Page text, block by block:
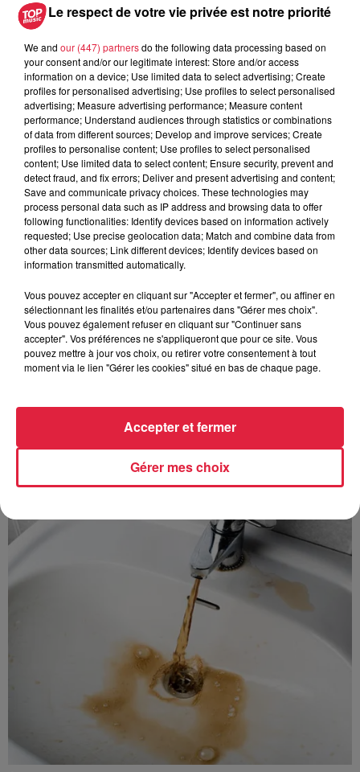
A lire aussi
6 août 2026
À Hoerdt, de l’eau brune sort des
robinets
6 août 2026
Tags antisémites à Strasbourg :
Catherine Trautmann réagit
6 août 2026
Au zoo de Mulhouse : rencontre
avec les flamants rouges
À découvrir également
Le respect de votre vie privée est notre priorité
We and our (447) partnersdo the following data processing based on
your consent and/or our legitimate interest: Store and/or access
information on a device; Use limited data to select advertising; Create
profiles for personalised advertising; Use profiles to select personalised
advertising; Measure advertising performance; Measure content
performance; Understand audiences through statistics or combinations
of data from different sources; Develop and improve services; Create
profiles to personalise content; Use profiles to select personalised
content; Use limited data to select content; Ensure security, prevent and
detect fraud, and fix errors; Deliver and present advertising and content;
Save and communicate privacy choices. These technologies may
process personal data such as IP address and browsing data to offer
following functionalities: Identify devices based on information actively
requested; Use precise geolocation data; Match and combine data from
other data sources; Link different devices; Identify devices based on
information transmitted automatically.
Vous pouvez accepter en cliquant sur "Accepter et fermer", ou affiner en
sélectionnant les finalités et/ou partenaires dans "Gérer mes choix".
Vous pouvez également refuser en cliquant sur "Continuer sans
accepter". Vos préférences ne s'appliqueront que pour ce site. Vous
pouvez mettre à jour vos choix, ou retirer votre consentement à tout
moment via le lien "Gérer les cookies" situé en bas de chaque page.
Gérer mes choix
Accepter et fermer